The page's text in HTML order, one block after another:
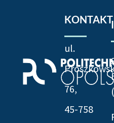
KONTAKT
ul.
76,
45-758